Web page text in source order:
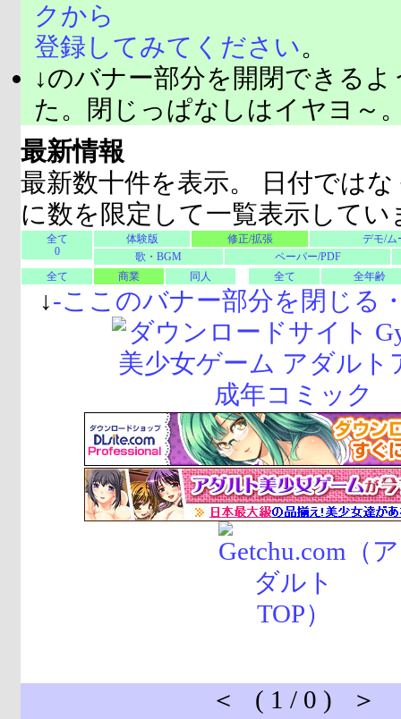
クから
登録してみてください。
↓のバナー部分を開閉できる
た。閉じっぱなしはイヤヨ～
最新情報
最新数十件を表示。 日付では
に数を限定して一覧表示してい
全て
0
体験版 修正/拡張
デモ/ム
歌・BGM
ペーパー/PDF
全て
商業 同人 全て 全年齢
↓-ここのバナー部分を閉じる
＜ ( 1 / 0 ) ＞